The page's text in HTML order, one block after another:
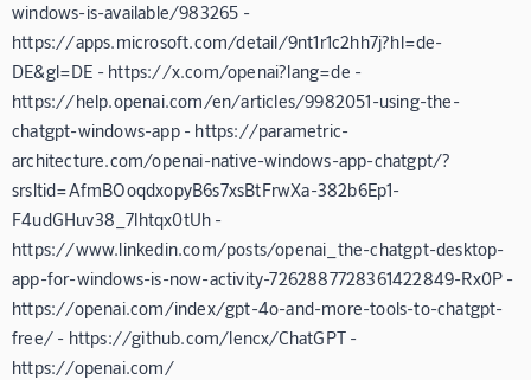
windows-is-available/983265 -
https://apps.microsoft.com/detail/9nt1r1c2hh7j?hl=de-
DE&gl=DE - https://x.com/openai?lang=de -
https://help.openai.com/en/articles/9982051-using-the-
chatgpt-windows-app - https://parametric-
architecture.com/openai-native-windows-app-chatgpt/?
srsltid=AfmBOoqdxopyB6s7xsBtFrwXa-382b6Ep1-
F4udGHuv38_7lhtqx0tUh -
https://www.linkedin.com/posts/openai_the-chatgpt-desktop-
app-for-windows-is-now-activity-7262887728361422849-Rx0P -
https://openai.com/index/gpt-4o-and-more-tools-to-chatgpt-
free/ - https://github.com/lencx/ChatGPT -
https://openai.com/